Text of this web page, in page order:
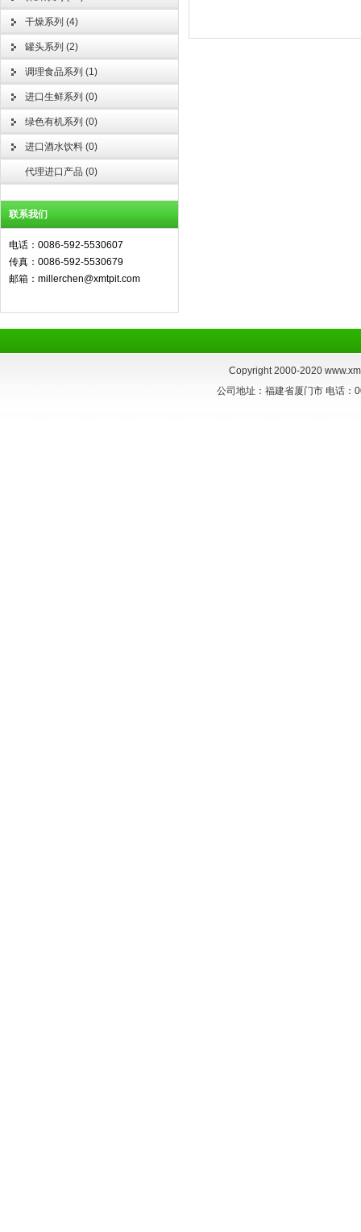
干燥系列 (4)
罐头系列 (2)
调理食品系列 (1)
进口生鲜系列 (0)
绿色有机系列 (0)
进口酒水饮料 (0)
代理进口产品 (0)
联系我们
电话：0086-592-5530607
传真：0086-592-5530679
邮箱：millerchen@xmtpit.com
Copyright 2000-2020
公司地址：福建省厦门市 电话